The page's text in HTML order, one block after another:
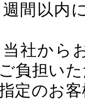
週間以
当社か
負担い
定のお